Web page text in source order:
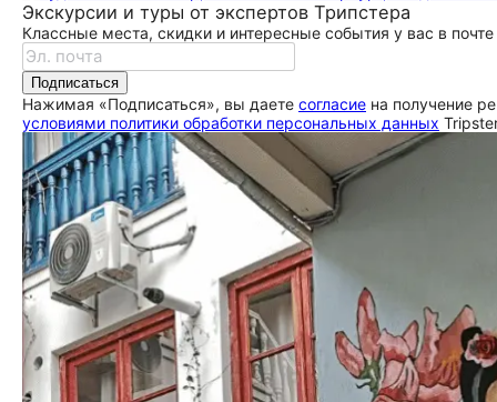
Экскурсии и туры от экспертов Трипстера
Классные места, скидки и интересные события у вас в почте
Подписаться
Нажимая «Подписаться», вы даете согласие на получение
условиями политики обработки персональных данных